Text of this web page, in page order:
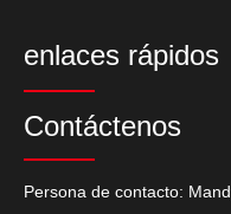
enlaces rápidos
Contáctenos
Persona de contacto: